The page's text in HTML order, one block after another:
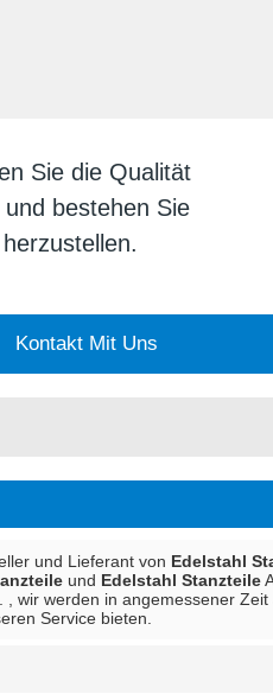
Sie die Qualität
bestehen Sie
Kontakt Mit Uns
und Lieferant von Edelstahl
und Edelstahl Stanzteile
, wir werden in angemessener
Service bieten.